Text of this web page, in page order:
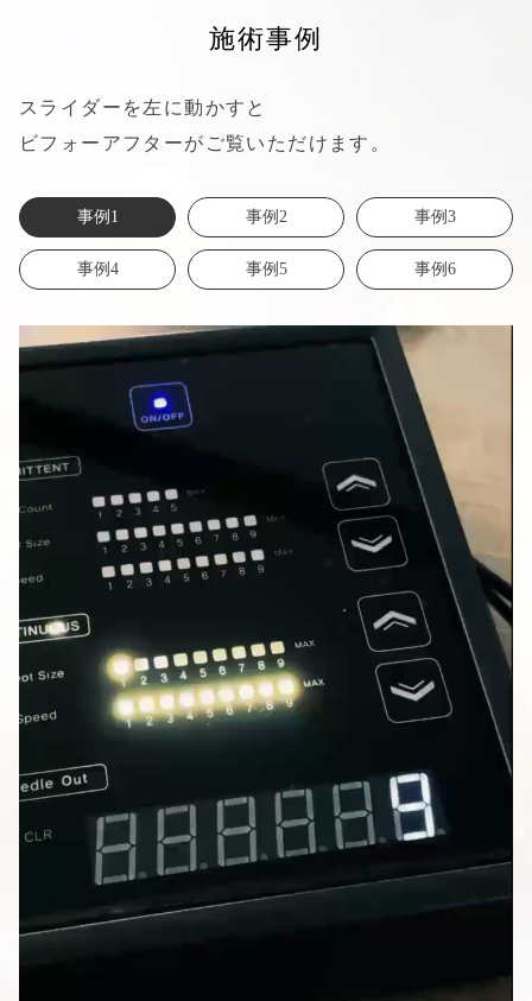
施術事例
スライダーを左に動かすと
ビフォーアフターがご覧いただけます。
事例1 事例2 事例3
事例4 事例5 事例6